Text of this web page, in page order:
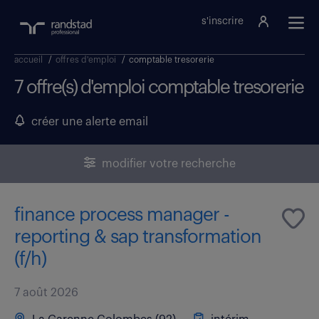
s'inscrire
accueil / offres d'emploi / comptable tresorerie
7 offre(s) d'emploi comptable tresorerie
créer une alerte email
modifier votre recherche
finance process manager -
reporting & sap transformation
(f/h)
7 août 2026